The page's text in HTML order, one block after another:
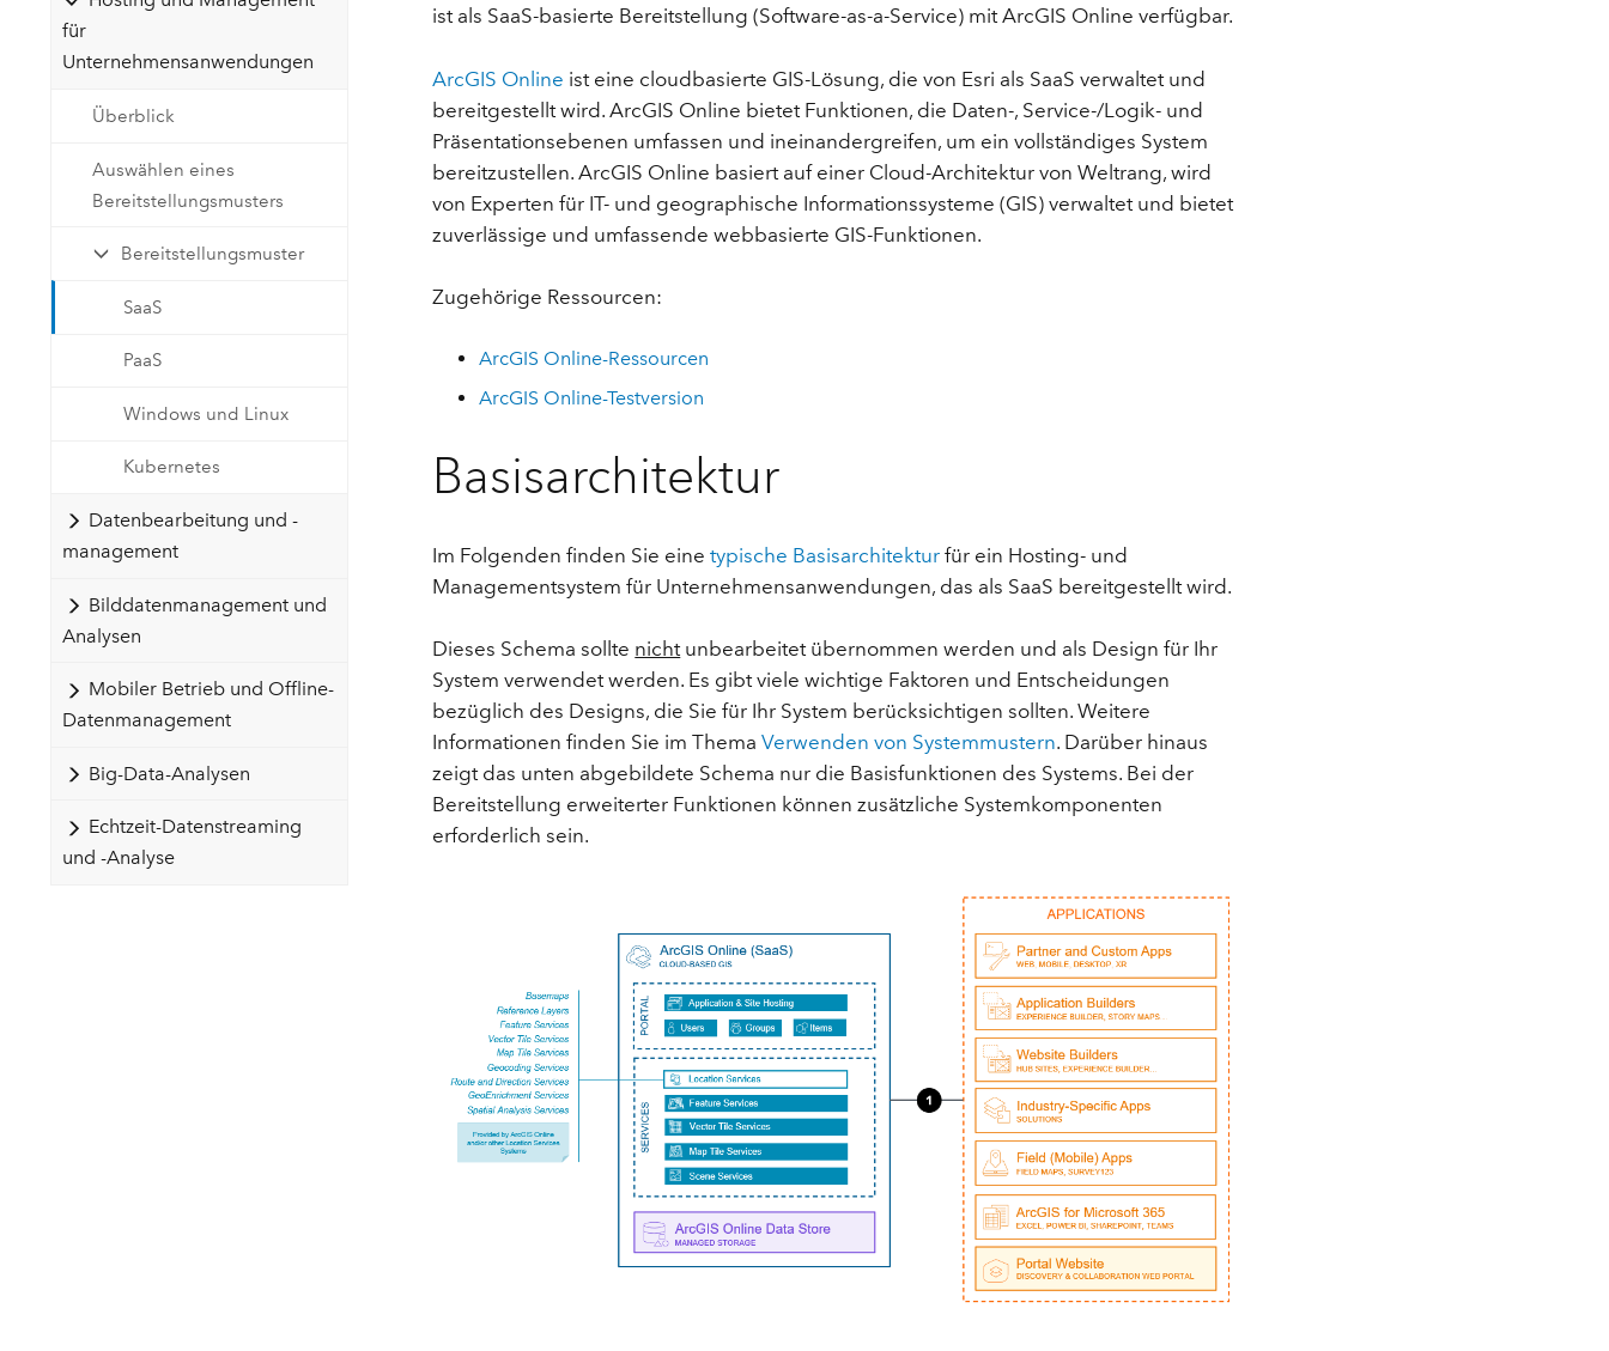
Erstellen Sie Anwendungen für
Alle Produkte
Natürliche Ressourcen
Alle Branchen
Umgebungen.
Alle Storys
Die Story lesen
für
Unternehmensanwendungen
Überblick
Auswählen eines
Bereitstellungsmusters
Bereitstellungsmuster
SaaS
PaaS
Windows und Linux
Kubernetes
Datenbearbeitung und -
management
Bilddatenmanagement und
Analysen
Mobiler Betrieb und Offline-
Datenmanagement
Big-Data-Analysen
Echtzeit-Datenstreaming
und -Analyse
ist als SaaS-basierte Bereitstellung (Software-as-a-Service) mit ArcGIS Online verfügbar.
ArcGIS Online ist eine cloudbasierte GIS-Lösung, die von Esri als SaaS verwaltet und
bereitgestellt wird. ArcGIS Online bietet Funktionen, die Daten-, Service-/Logik- und
Präsentationsebenen umfassen und ineinandergreifen, um ein vollständiges System
bereitzustellen. ArcGIS Online basiert auf einer Cloud-Architektur von Weltrang, wird
von Experten für IT- und geographische Informationssysteme (GIS) verwaltet und bietet
zuverlässige und umfassende webbasierte GIS-Funktionen.
Zugehörige Ressourcen:
ArcGIS Online-Ressourcen
ArcGIS Online-Testversion
Basisarchitektur
Im Folgenden finden Sie einetypische Basisarchitektur für ein Hosting- und
Managementsystem für Unternehmensanwendungen, das als SaaS bereitgestellt wird.
Dieses Schema sollte nichtunbearbeitet übernommen werden und als Design für Ihr
System verwendet werden. Es gibt viele wichtige Faktoren und Entscheidungen
bezüglich des Designs, die Sie für Ihr System berücksichtigen sollten. Weitere
Informationen finden Sie im ThemaVerwenden von Systemmustern. Darüber hinaus
zeigt das unten abgebildete Schema nur die Basisfunktionen des Systems. Bei der
Bereitstellung erweiterter Funktionen können zusätzliche Systemkomponenten
erforderlich sein.